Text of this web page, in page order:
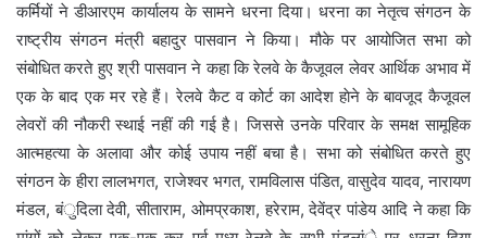
कर्मियों ने डीआरएम कार्यालय के सामने धरना दिया। धरना का नेतृत्व संगठन के
राष्ट्रीय संगठन मंत्री बहादुर पासवान ने किया। मौके पर आयोजित सभा को
संबोधित करते हुए श्री पासवान ने कहा कि रेलवे के कैजूवल लेवर आर्थिक अभाव में
एक के बाद एक मर रहे हैं। रेलवे कैट व कोर्ट का आदेश हाेने के बावजूद कैजूवल
लेवरों की नौकरी स्थाई नहीं की गई है। जिससे उनके परिवार के समक्ष सामूहिक
आत्महत्या के अलावा और कोई उपाय नहीं बचा है। सभा को संबोधित करते हुए
संगठन के हीरा लालभगत, राजेश्वर भगत, रामविलास पंडित, वासुदेव यादव, नारायण
मंडल, बंुदिला देवी, सीताराम, ओमप्रकाश, हरेराम, देवेंद्र पांडेय आदि ने कहा कि